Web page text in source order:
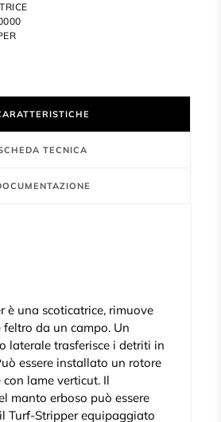
TECNICA
è una scoticatrice, rimuove
feltro da un campo. Un
laterale trasferisce i detriti in
essere installato un rotore
lame verticut. Il
manto erboso può essere
Turf-Stripper equipaggiato